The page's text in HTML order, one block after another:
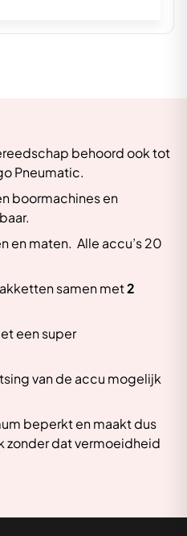
behoord ook tot
Pneumatic.
boormachines en
en maten. Alle accu’s 20
samen met2
een super
van de accu mogelijk
beperkt en maakt dus
zonder dat vermoeidheid